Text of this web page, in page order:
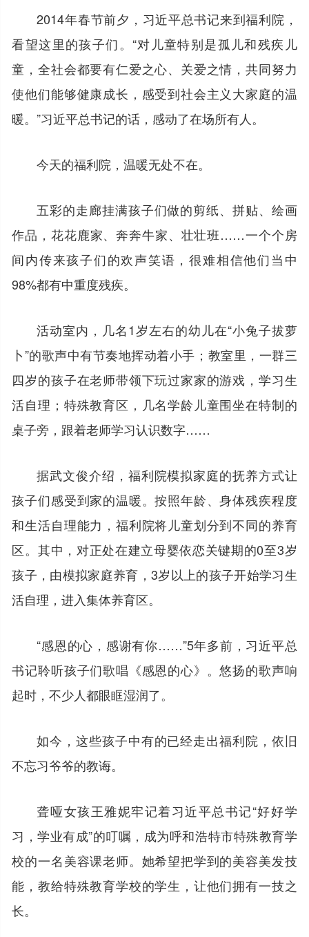
2014年春节前夕，习近平总书记来到福利院，
看望这里的孩子们。“对儿童特别是孤儿和残疾儿
童，全社会都要有仁爱之心、关爱之情，共同努力
使他们能够健康成长，感受到社会主义大家庭的温
暖。”习近平总书记的话，感动了在场所有人。
今天的福利院，温暖无处不在。
五彩的走廊挂满孩子们做的剪纸、拼贴、绘画
作品，花花鹿家、奔奔牛家、壮壮班……一个个房
间内传来孩子们的欢声笑语，很难相信他们当中
98%都有中重度残疾。
活动室内，几名1岁左右的幼儿在“小兔子拔萝
卜”的歌声中有节奏地挥动着小手；教室里，一群三
四岁的孩子在老师带领下玩过家家的游戏，学习生
活自理；特殊教育区，几名学龄儿童围坐在特制的
桌子旁，跟着老师学习认识数字……
据武文俊介绍，福利院模拟家庭的抚养方式让
孩子们感受到家的温暖。按照年龄、身体残疾程度
和生活自理能力，福利院将儿童划分到不同的养育
区。其中，对正处在建立母婴依恋关键期的0至3岁
孩子，由模拟家庭养育，3岁以上的孩子开始学习生
活自理，进入集体养育区。
“感恩的心，感谢有你……”5年多前，习近平总
书记聆听孩子们歌唱《感恩的心》。悠扬的歌声响
起时，不少人都眼眶湿润了。
如今，这些孩子中有的已经走出福利院，依旧
不忘习爷爷的教诲。
聋哑女孩王雅妮牢记着习近平总书记“好好学
习，学业有成”的叮嘱，成为呼和浩特市特殊教育学
校的一名美容课老师。她希望把学到的美容美发技
能，教给特殊教育学校的学生，让他们拥有一技之
长。